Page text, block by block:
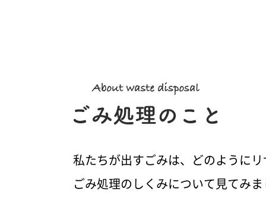
私たちが出すごみは、どのように
ごみ処理のしくみについて見てみ